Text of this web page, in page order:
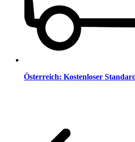
Österreich: Kostenloser